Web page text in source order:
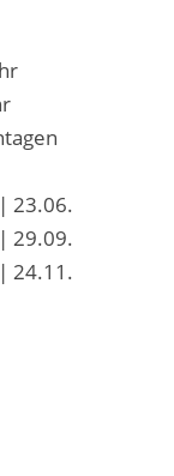
23.06.
29.09.
24.11.